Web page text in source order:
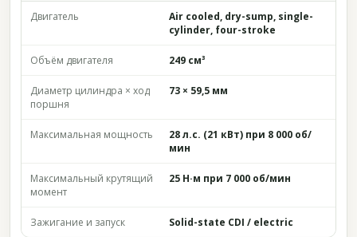
Двигатель
Air cooled, dry-sump, single-
cylinder, four-stroke
Объём двигателя 249 см³
Диаметр цилиндра × ход
поршня
73 × 59,5 мм
Максимальная мощность
28 л.с. (21 кВт) при 8 000 об/
мин
Максимальный крутящий
момент
25 Н·м при 7 000 об/мин
Зажигание и запуск Solid-state CDI / electric